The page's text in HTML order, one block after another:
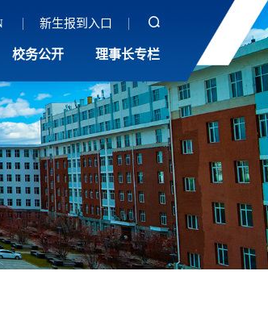
新生报到入口
校务公开 理事长专栏